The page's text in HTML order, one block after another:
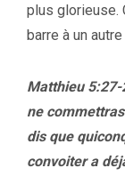
plus glorieuse.
barre à un autre
Matthieu 5:27-
ne
dis que
convoiter a